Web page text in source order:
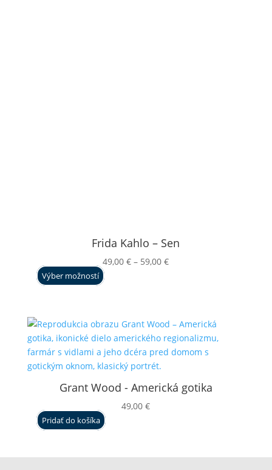
Frida Kahlo – Sen
49,00€ – 59,00€Price
Výber možností
Grant Wood - Americká gotika
49,00€
Pridať do košíka